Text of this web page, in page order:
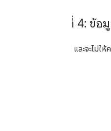
ส่วนที่ 4: ข้
คุณจะไม่ และจะไม่